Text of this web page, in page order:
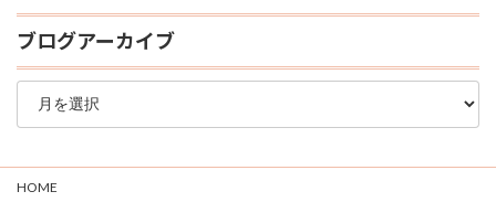
ブログアーカイブ
ブ
グ
ー
カ
HOME